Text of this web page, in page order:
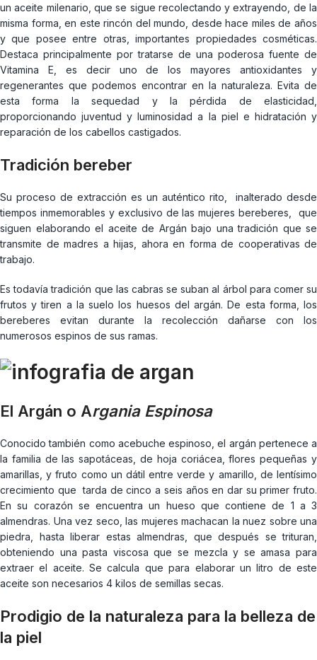
un aceite milenario, que se sigue recolectando y extrayendo, de la
misma forma, en este rincón del mundo, desde hace miles de años
y que posee entre otras, importantes propiedades cosméticas.
Destaca principalmente por tratarse de una poderosa fuente de
Vitamina E, es decir uno de los mayores antioxidantes y
regenerantes que podemos encontrar en la naturaleza. Evita de
esta forma la sequedad y la pérdida de elasticidad,
proporcionando juventud y luminosidad a la piel e hidratación y
reparación de los cabellos castigados.
Tradición bereber
Su proceso de extracción es un auténtico rito, inalterado desde
tiempos inmemorables y exclusivo de las mujeres bereberes, que
siguen elaborando el aceite de Argán bajo una tradición que se
transmite de madres a hijas, ahora en forma de cooperativas de
trabajo.
Es todavía tradición que las cabras se suban al árbol para comer su
frutos y tiren a la suelo los huesos del argán. De esta forma, los
bereberes evitan durante la recolección dañarse con los
numerosos espinos de sus ramas.
El Argán o Argania Espinosa
Conocido también como acebuche espinoso, el argán pertenece a
la familia de las sapotáceas, de hoja coriácea, flores pequeñas y
amarillas, y fruto como un dátil entre verde y amarillo, de lentísimo
crecimiento que tarda de cinco a seis años en dar su primer fruto.
En su corazón se encuentra un hueso que contiene de 1 a 3
almendras. Una vez seco, las mujeres machacan la nuez sobre una
piedra, hasta liberar estas almendras, que después se trituran,
obteniendo una pasta viscosa que se mezcla y se amasa para
extraer el aceite. Se calcula que para elaborar un litro de este
aceite son necesarios 4 kilos de semillas secas.
Prodigio de la naturaleza para la belleza de
la piel